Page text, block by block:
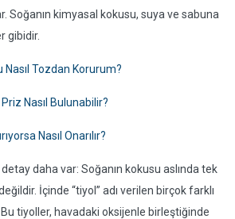
Soğanın kimyasal kokusu, suya ve sabuna
gibidir.
Tozdan Korurum?
Nasıl Bulunabilir?
Nasıl Onarılır?
daha var: Soğanın kokusu aslında tek
İçinde “tiyol” adı verilen birçok farklı
tiyoller, havadaki oksijenle birleştiğinde